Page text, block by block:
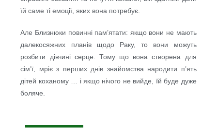
їй саме ті емоції, яких вона потребує.
Але Близнюки повинні пам’ятати: якщо вони не мають
далекосяжних планів щодо Раку, то вони можуть
розбити дівчині серце. Тому що вона створена для
сім’ї, мріє з перших днів знайомства народити п’ять
дітей коханому … і якщо нічого не вийде, їй буде дуже
боляче.